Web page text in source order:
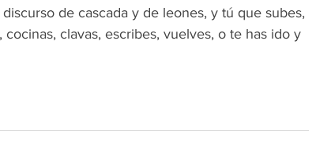
de cascada y de leones, y tú que subes,
clavas, escribes, vuelves, o te has ido y